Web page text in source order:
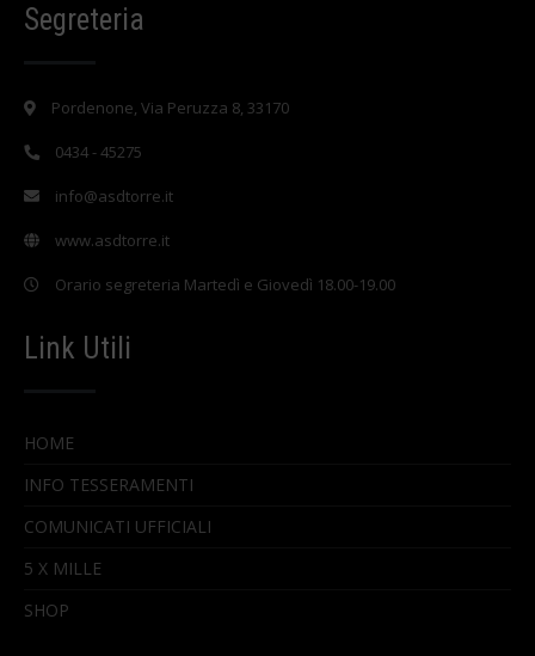
Segreteria
Pordenone, Via Peruzza 8, 33170
0434 - 45275
info@asdtorre.it
www.asdtorre.it
Orario segreteria Martedì e Giovedì 18.00-19.00
Link Utili
HOME
INFO TESSERAMENTI
COMUNICATI UFFICIALI
5 X MILLE
SHOP